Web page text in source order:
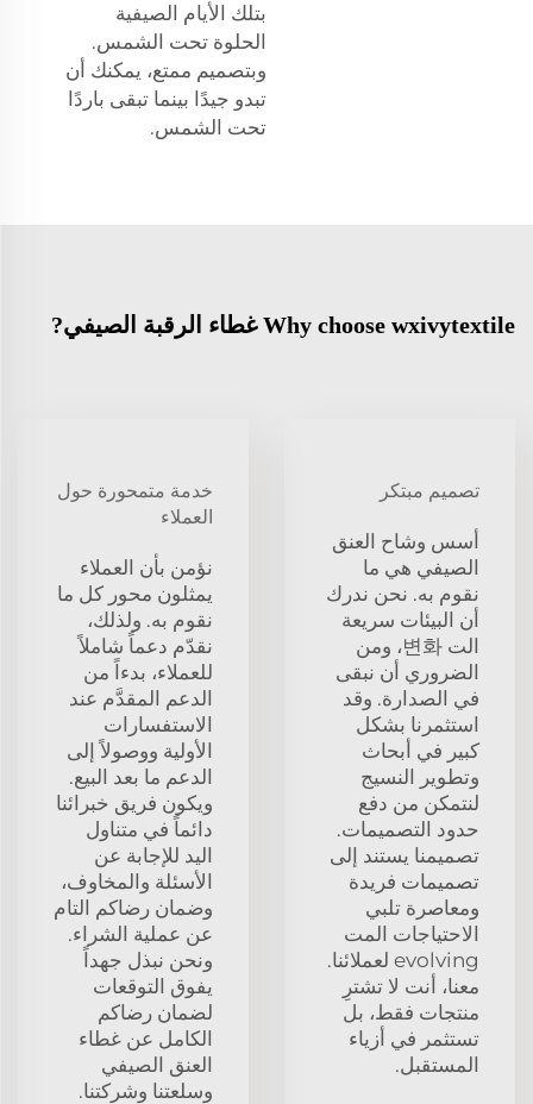
بتلك الأيام الصيفية
الحلوة تحت الشمس.
وبتصميم ممتع، يمكنك أن
تبدو جيدًا بينما تبقى باردًا
تحت الشمس.
Why choose wxivytextile غطاء الرقبة الصيفي?
تصميم مبتكر
أسس وشاح العنق
الصيفي هي ما
نقوم به. نحن ندرك
أن البيئات سريعة
الت 변화، ومن
الضروري أن نبقى
في الصدارة. وقد
استثمرنا بشكل
كبير في أبحاث
وتطوير النسيج
لنتمكن من دفع
حدود التصميمات.
تصميمنا يستند إلى
تصميمات فريدة
ومعاصرة تلبي
الاحتياجات المت
evolving لعملائنا.
معنا، أنت لا تشترِ
منتجات فقط، بل
تستثمر في أزياء
المستقبل.
خدمة متمحورة حول
العملاء
نؤمن بأن العملاء
يمثلون محور كل ما
نقوم به. ولذلك،
نقدّم دعماً شاملاً
للعملاء، بدءاً من
الدعم المقدَّم عند
الاستفسارات
الأولية ووصولاً إلى
الدعم ما بعد البيع.
ويكون فريق خبرائنا
دائماً في متناول
اليد للإجابة عن
الأسئلة والمخاوف،
وضمان رضاكم التام
عن عملية الشراء.
ونحن نبذل جهداً
يفوق التوقعات
لضمان رضاكم
الكامل عن غطاء
العنق الصيفي
وسلعتنا وشركتنا.